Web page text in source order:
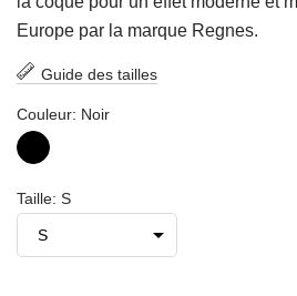
Europe par la marque Regnes.
Guide des tailles
Couleur: Noir
Noir
Taille: S